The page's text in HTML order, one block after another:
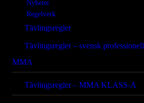
Nyheter
Regelverk
Tävlingsregler
Tävlingsregler – svensk professionell
MMA
Tävlingsregler – MMA KLASS-A